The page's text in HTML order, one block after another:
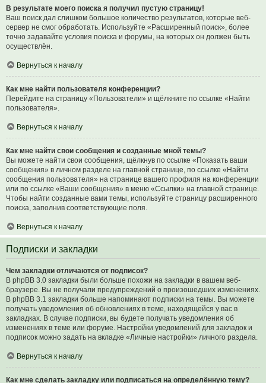
В результате моего поиска я получил пустую страницу!
Ваш поиск дал слишком большое количество результатов, которые веб-
сервер не смог обработать. Используйте «Расширенный поиск», более
точно задавайте условия поиска и форумы, на которых он должен быть
осуществлён.
Вернуться к началу
Как мне найти пользователя конференции?
Перейдите на страницу «Пользователи» и щёлкните по ссылке «Найти
пользователя».
Вернуться к началу
Как мне найти свои сообщения и созданные мной темы?
Вы можете найти свои сообщения, щёлкнув по ссылке «Показать ваши
сообщения» в личном разделе на главной странице, по ссылке «Найти
сообщения пользователя» на странице вашего профиля на конференции
или по ссылке «Ваши сообщения» в меню «Ссылки» на главной странице.
Чтобы найти созданные вами темы, используйте страницу расширенного
поиска, заполнив соответствующие поля.
Вернуться к началу
Подписки и закладки
Чем закладки отличаются от подписок?
В phpBB 3.0 закладки были больше похожи на закладки в вашем веб-
браузере. Вы не получали предупреждений о произошедших изменениях.
В phpBB 3.1 закладки больше напоминают подписки на темы. Вы можете
получать уведомления об обновлениях в теме, находящейся у вас в
закладках. В случае подписки, вы будете получать уведомления об
изменениях в теме или форуме. Настройки уведомлений для закладок и
подписок можно задать на вкладке «Личные настройки» личного раздела.
Вернуться к началу
Как мне сделать закладку или подписаться на определённую тему?